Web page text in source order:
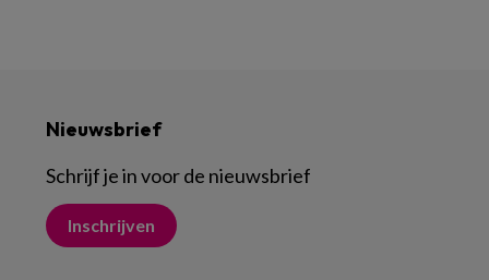
Nieuwsbrief
Schrijf je in voor de nieuwsbrief
Inschrijven